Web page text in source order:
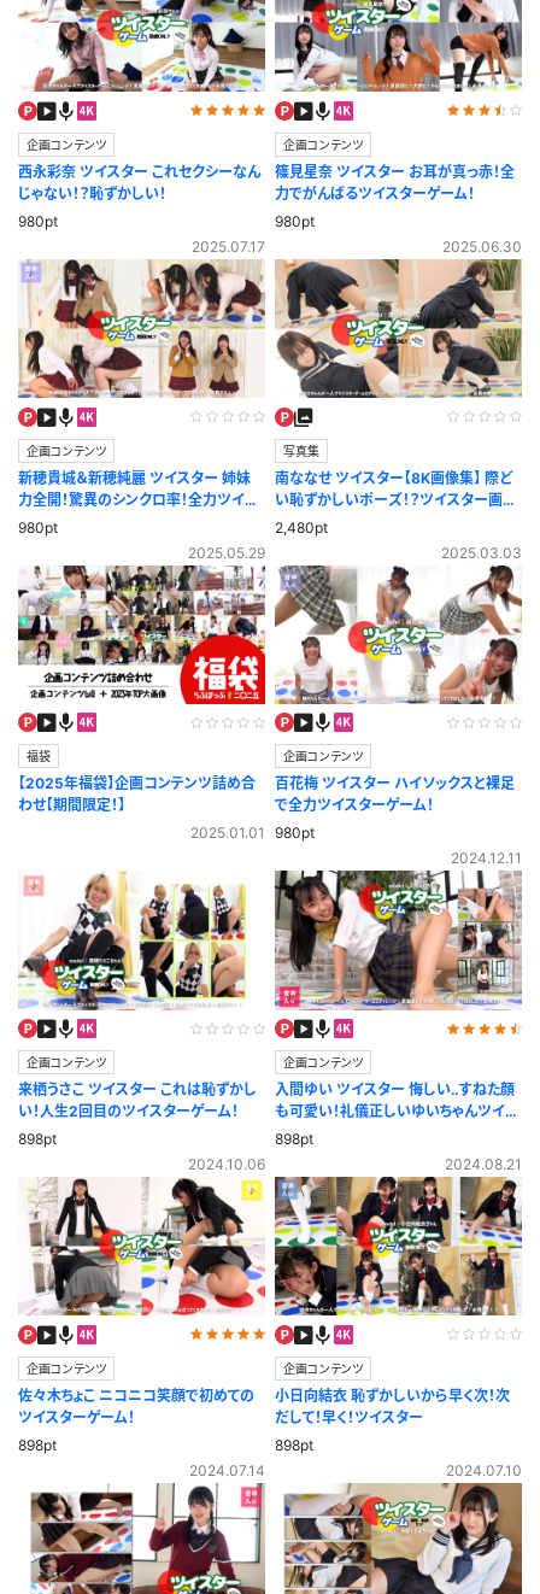
企画コンテンツ
西永彩奈 ツイスター これセクシーなん
じゃない！？恥ずかしい！
980pt
2025.07.17
企画コンテンツ
篠見星奈 ツイスター お耳が真っ赤！全
力でがんばるツイスターゲーム！
980pt
2025.06.30
企画コンテンツ
新穂貴城＆新穂純麗 ツイスター 姉妹
力全開！驚異のシンクロ率！全力ツイス
ターゲーム！
980pt
2025.05.29
写真集
南ななせ ツイスター【8K画像集】 際ど
い恥ずかしいポーズ！？ツイスター画像
集
2,480pt
2025.03.03
福袋
【2025年福袋】企画コンテンツ詰め合
わせ【期間限定！】
2025.01.01
企画コンテンツ
百花梅 ツイスター ハイソックスと裸足
で全力ツイスターゲーム！
980pt
2024.12.11
企画コンテンツ
来栖うさこ ツイスター これは恥ずかし
い！人生2回目のツイスターゲーム！
898pt
2024.10.06
企画コンテンツ
入間ゆい ツイスター 悔しい‥すねた顔
も可愛い！礼儀正しいゆいちゃんツイス
ター初挑戦！
898pt
2024.08.21
企画コンテンツ
佐々木ちょこ ニコニコ笑顔で初めての
ツイスターゲーム！
898pt
2024.07.14
企画コンテンツ
小日向結衣 恥ずかしいから早く次！次
だして！早く！ツイスター
898pt
2024.07.10